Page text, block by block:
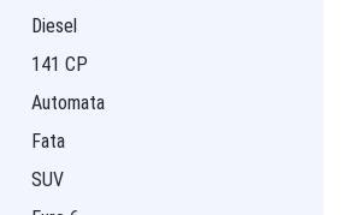
Diesel
141 CP
Automata
Fata
SUV